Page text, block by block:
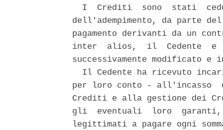
I  Crediti  sono  stati
dell'adempimento, da parte
pagamento derivanti da un
inter  alios,  il  Cedente  e
successivamente modificato
Il Cedente ha ricevuto
per loro conto - all'incasso
Crediti e alla gestione dei
gli  eventuali  loro  garanti,
legittimati a pagare ogni